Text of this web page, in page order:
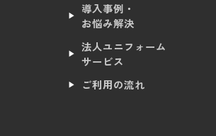
導入事例・
お悩み解決
法人ユニフォーム
サービス
ご利用の流れ